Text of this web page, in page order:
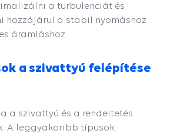
a turbulenciát és
hozzájárul a stabil nyomáshoz
áramláshoz.
a szivattyú felépítése
a szivattyú és a rendeltetés
A leggyakoribb típusok: